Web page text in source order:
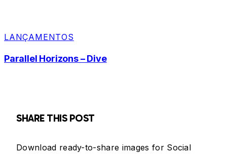
LANÇAMENTOS
Parallel Horizons – Dive
SHARE THIS POST
Download ready-to-share images for Social